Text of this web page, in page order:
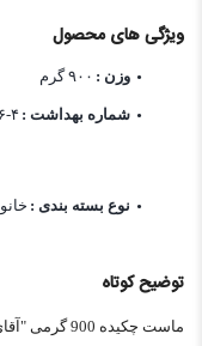
ویژگی های محصول
وزن : ۹۰۰ گرم
شماره بهداشت :
نوع بسته بندی :
توضیح کوتاه
ماست چکیده